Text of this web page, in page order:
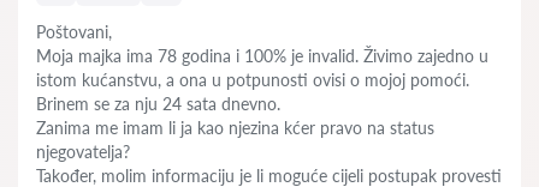
Poštovani,
Moja majka ima 78 godina i 100% je invalid. Živimo zajedno u
istom kućanstvu, a ona u potpunosti ovisi o mojoj pomoći.
Brinem se za nju 24 sata dnevno.
Zanima me imam li ja kao njezina kćer pravo na status
njegovatelja?
Također, molim informaciju je li moguće cijeli postupak provesti